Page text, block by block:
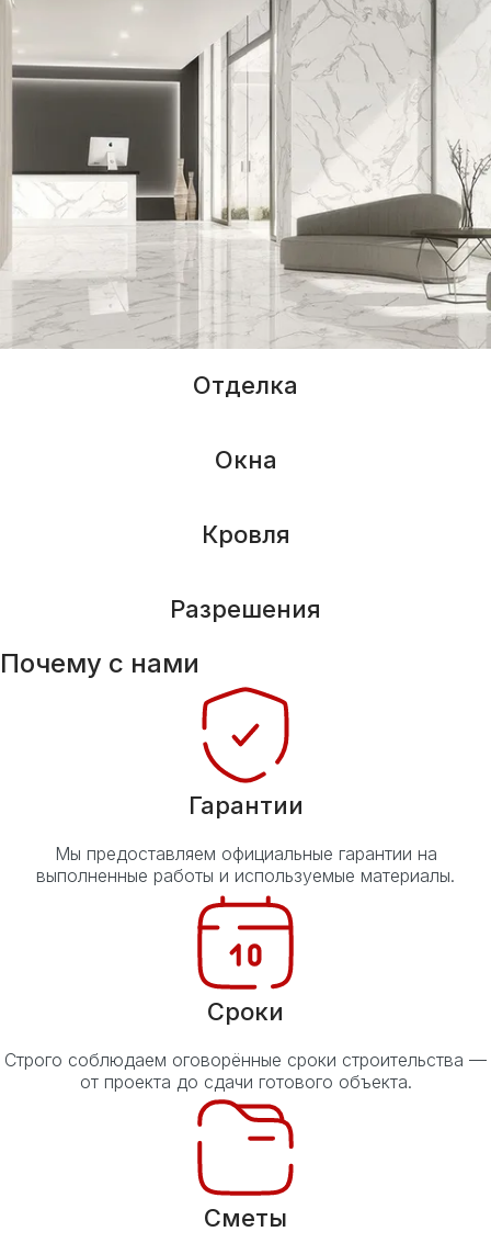
Отделка
Окна
Кровля
Разрешения
Почему с нами
Гарантии
Мы предоставляем официальные гарантии на
выполненные работы и используемые материалы.
Сроки
Строго соблюдаем оговорённые сроки строительства —
от проекта до сдачи готового объекта.
Сметы